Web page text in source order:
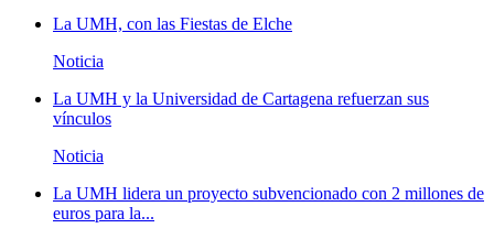
La UMH, con las Fiestas de Elche
Noticia
La UMH y la Universidad de Cartagena refuerzan sus
vínculos
Noticia
La UMH lidera un proyecto subvencionado con 2 millones de
euros para la...